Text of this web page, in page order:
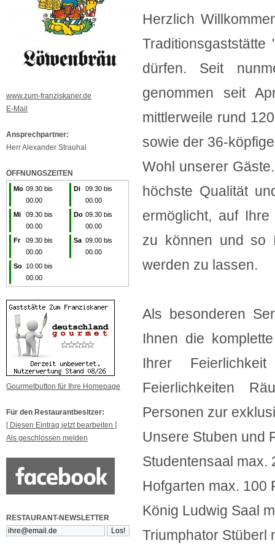
www.zum-franziskaner.de
E-Mail
Ansprechpartner:
Herr Alexander Strauhal
ÖFFNUNGSZEITEN
Mo 09.30 bis
00.00
Di
09.30 bis
00.00
Mi
09.30 bis
00.00
Do 09.30 bis
00.00
Fr
09.30 bis
00.00
Sa 09.00 bis
00.00
So 10.00 bis
00.00
Gourmetbutton für Ihre Homepage
Für den Restaurantbesitzer:
[ Diesen Eintrag jetzt bearbeiten ]
Als geschlossen melden
RESTAURANT-NEWSLETTER
Herzlich
dürfen. Seit
genommen seit
mittlerweile rund
sowie der 36-
Wohl unserer
höchste Qualität
ermöglicht, auf
zu können und so
werden zu lassen.
Als besonderen
Ihnen die
Ihrer
Feierlichkeiten
Personen zur
Unsere Stuben und
Studentensaal max.
Hofgarten max. 100
König Ludwig Saal
Triumphator Stüberl